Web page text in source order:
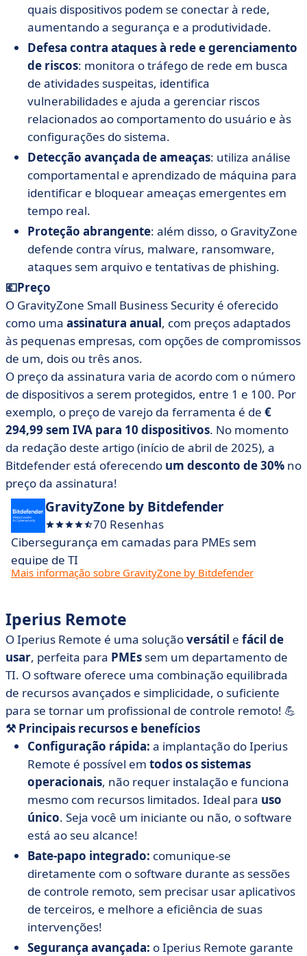
quais dispositivos podem se conectar à rede,
aumentando a segurança e a produtividade.
Defesa contra ataques à rede e gerenciamento
de riscos: monitora o tráfego de rede em busca
de atividades suspeitas, identifica
vulnerabilidades e ajuda a gerenciar riscos
relacionados ao comportamento do usuário e às
configurações do sistema.
Detecção avançada de ameaças: utiliza análise
comportamental e aprendizado de máquina para
identificar e bloquear ameaças emergentes em
tempo real.
Proteção abrangente: além disso, o GravityZone
defende contra vírus, malware, ransomware,
ataques sem arquivo e tentativas de phishing.
💶Preço
O GravityZone Small Business Security é oferecido
como uma assinatura anual, com preços adaptados
às pequenas empresas, com opções de compromissos
de um, dois ou três anos.
O preço da assinatura varia de acordo com o número
de dispositivos a serem protegidos, entre 1 e 100. Por
exemplo, o preço de varejo da ferramenta é de €
294,99 sem IVA para 10 dispositivos. No momento
da redação deste artigo (início de abril de 2025), a
Bitdefender está oferecendo um desconto de 30% no
preço da assinatura!
GravityZone by Bitdefender
70 Resenhas
Cibersegurança em camadas para PMEs sem
equipe de TI
Mais informação sobre GravityZone by Bitdefender
Iperius Remote
O Iperius Remote é uma soluçãoversátil e fácil de
usar, perfeita para PMEs sem um departamento de
TI. O software oferece uma combinação equilibrada
de recursos avançados e simplicidade, o suficiente
para se tornar um profissional de controle remoto! 💪
⚒️ Principais recursose benefícios
Configuração rápida: a implantação do Iperius
Remote é possível em todos os sistemas
operacionais, não requer instalação e funciona
mesmo com recursos limitados. Ideal para uso
único. Seja você um iniciante ou não, o software
está ao seu alcance!
Bate-papo integrado: comunique-se
diretamente com o software durante as sessões
de controle remoto, sem precisar usar aplicativos
de terceiros, e melhore a eficiência de suas
intervenções!
Segurança avançada: o Iperius Remote garante